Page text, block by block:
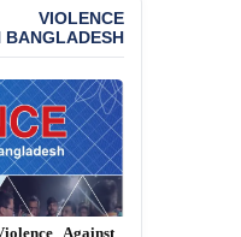
ALERT:
of Two
on
of
— A Gross
Justice,
and
VIOLENCE
BANGLADESH
Against